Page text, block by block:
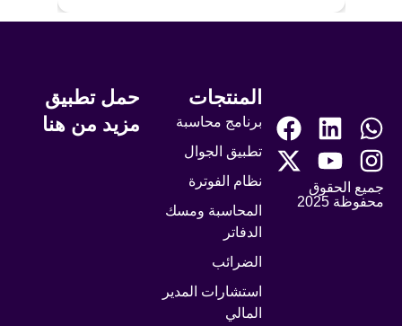
جميع الحقوق
محفوظة 2025
المنتجات
برنامج محاسبة
تطبيق الجوال
نظام الفوترة
المحاسبة ومسك
الدفاتر
الضرائب
استشارات المدير
المالي
حمل تطبيق
مزيد من هنا